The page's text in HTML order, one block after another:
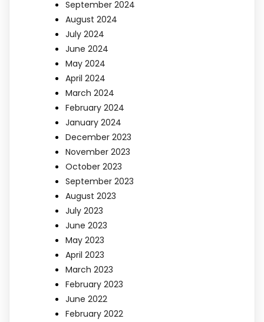
September 2024
August 2024
July 2024
June 2024
May 2024
April 2024
March 2024
February 2024
January 2024
December 2023
November 2023
October 2023
September 2023
August 2023
July 2023
June 2023
May 2023
April 2023
March 2023
February 2023
June 2022
February 2022